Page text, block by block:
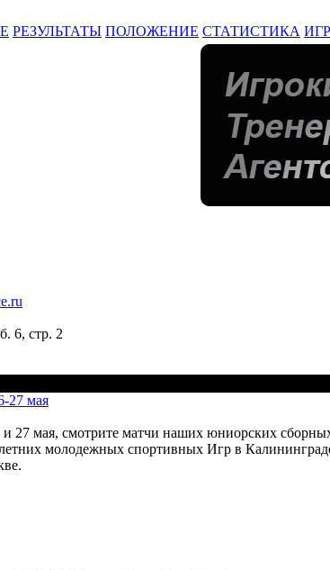
РЕЗУЛЬТАТЫ ПОЛОЖЕНИЕ СТАТИСТИКА
6, стр. 2
27 мая
и 27 мая, смотрите матчи наших юниорских
молодежных спортивных Игр в